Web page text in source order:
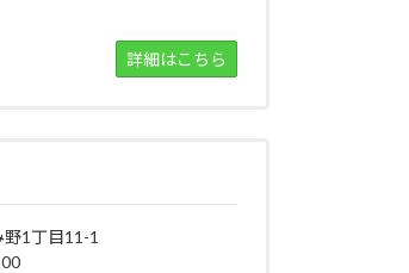
詳細はこちら
1丁目11-1